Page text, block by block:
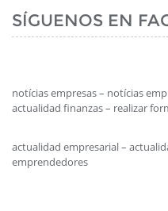
SÍGUENOS EN
notícias empresas – notícias
actualidad finanzas – realizar
actualidad empresarial –
emprendedores